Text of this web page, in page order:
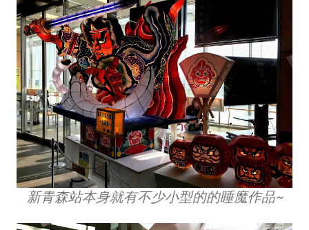
新青森站本身就有不少小型的的睡魔作品~